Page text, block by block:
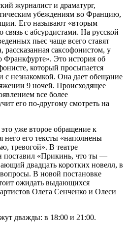
журналист и драматург,
убеждениям во Францию,
Его называют «вторым
связь с абсурдистами. На русской
пьес чаще всего ставят
саксофонистом, у
Франкфурте». Это история об
который просыпается
с незнакомкой. Она дает обещание
9 ночей. Происходящее
все более
его по-другому смотреть на
уже второе обращение к
него его тексты «наполнены
тревогой». В театре
поставил «Прикинь, что ты —
двадцать коротких новелл, в
В новой постановке
ожидать выдающихся
Олега Сенченко и Олеси
дважды: в 18:00 и 21:00.